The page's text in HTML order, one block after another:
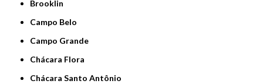
Brooklin
Campo Belo
Campo Grande
Chácara Flora
Chácara Santo Antônio